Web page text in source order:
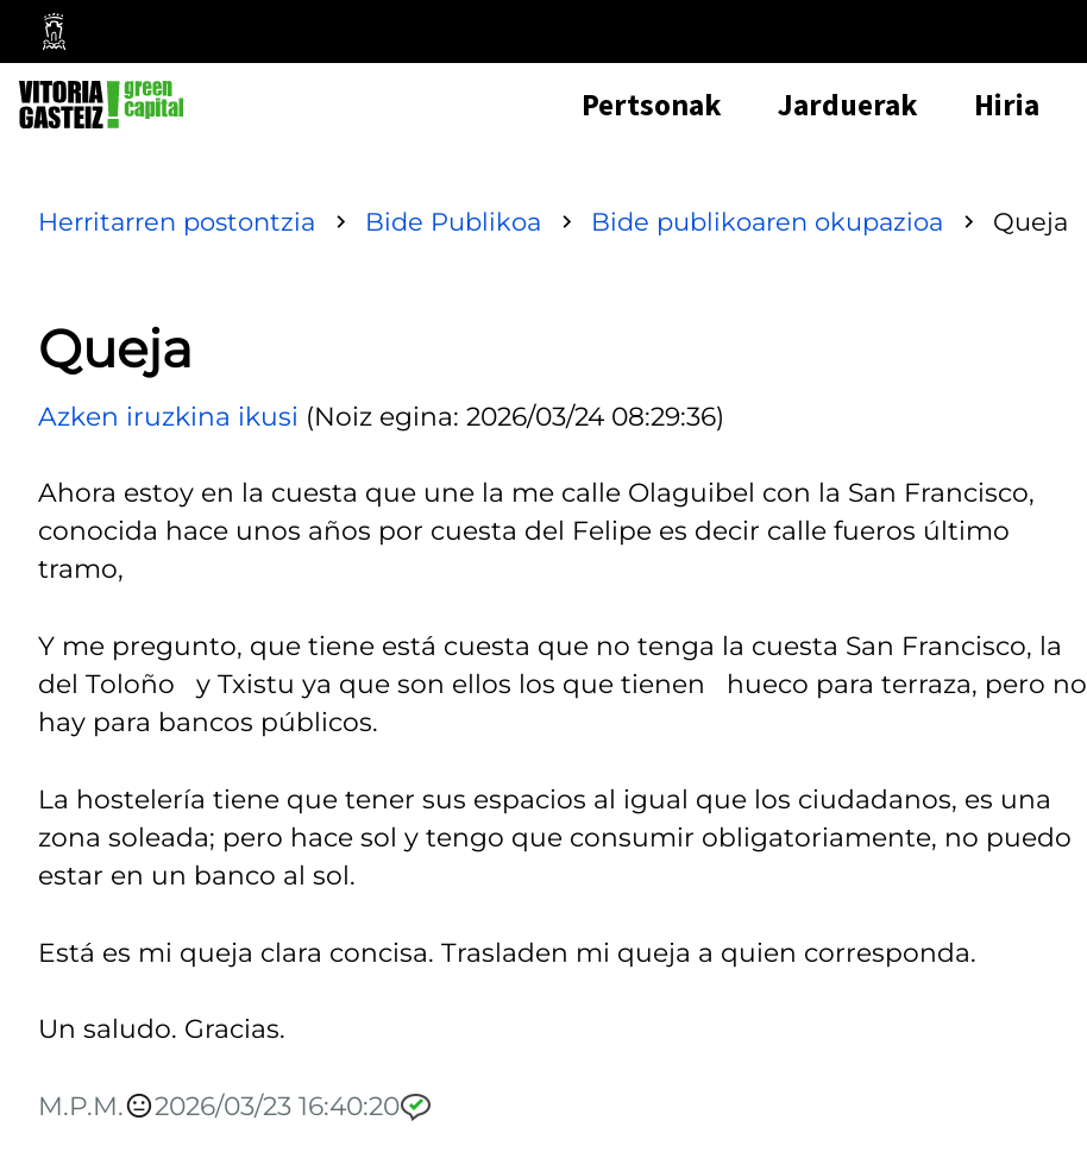
Vitoria-
Gasteizko
Udala
Pertsonak Jarduerak Hiria
Herritarren postontzia Bide Publikoa Bide publikoaren okupazioa Queja
Queja
Azken iruzkina ikusi (Noiz egina: 2026/03/24 08:29:36)
Ahora estoy en la cuesta que une la me calle Olaguibel con la San Francisco,
conocida hace unos años por cuesta del Felipe es decir calle fueros último
tramo,
Y me pregunto, que tiene está cuesta que no tenga la cuesta San Francisco, la
del Toloño y Txistu ya que son ellos los que tienen hueco para terraza, pero no
hay para bancos públicos.
La hostelería tiene que tener sus espacios al igual que los ciudadanos, es una
zona soleada; pero hace sol y tengo que consumir obligatoriamente, no puedo
estar en un banco al sol.
Está es mi queja clara concisa. Trasladen mi queja a quien corresponda.
Un saludo. Gracias.
M.P.M. 2026/03/23 16:40:20